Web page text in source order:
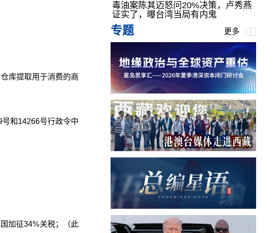
库提取用于消费的商
和14266号行政令中
加征34%关税；（此
毒油案陈其迈怒问20%决策，卢秀燕
证实了，曝台湾当局有内鬼
专题 更多